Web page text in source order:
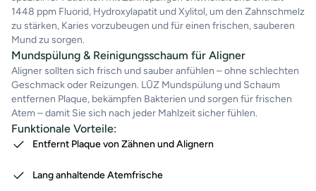
1448 ppm Fluorid, Hydroxylapatit und Xylitol, um den Zahnschmelz
zu stärken, Karies vorzubeugen und für einen frischen, sauberen
Mund zu sorgen.
Mundspülung & Reinigungsschaum für Aligner
Aligner sollten sich frisch und sauber anfühlen – ohne schlechten
Geschmack oder Reizungen. LŪZ Mundspülung und Schaum
entfernen Plaque, bekämpfen Bakterien und sorgen für frischen
Atem – damit Sie sich nach jeder Mahlzeit sicher fühlen.
Funktionale Vorteile:
Entfernt Plaque von Zähnen und Alignern
Lang anhaltende Atemfrische